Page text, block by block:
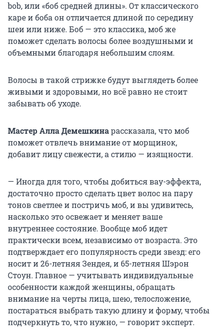
bob, или «боб средней длины». От классического
каре и боба он отличается длиной по середину
шеи или ниже. Боб — это классика, моб же
поможет сделать волосы более воздушными и
объемными благодаря небольшим слоям.
Волосы в такой стрижке будут выглядеть более
живыми и здоровыми, но всё равно не стоит
забывать об уходе.
Мастер Алла Демешкинарассказала, что моб
поможет отвлечь внимание от морщинок,
добавит лицу свежести, а стилю — изящности.
— Иногда для того, чтобы добиться вау-эффекта,
достаточно просто сделать цвет волос на пару
тонов светлее и постричь моб, и вы удивитесь,
насколько это освежает и меняет ваше
внутреннее состояние. Вообще моб идет
практически всем, независимо от возраста. Это
подтверждает его популярность среди звезд: его
носит и 26-летняя Зендея, и 65-летняя Шэрон
Стоун. Главное — учитывать индивидуальные
особенности каждой женщины, обращать
внимание на черты лица, шею, телосложение,
постараться выбрать такую длину и форму, чтобы
подчеркнуть то, что нужно, — говорит эксперт.